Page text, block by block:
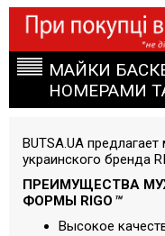
МАЙКИ
НОМЕРАМИ
BUTSA.UA
украинского бренда
ПРЕИМУЩЕСТВА
ФОРМЫ RIGO ™
Высокое